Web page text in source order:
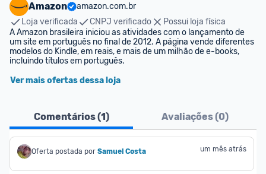
Amazon
amazon.com.br
Loja verificada
CNPJ verificado
Possui loja física
A Amazon brasileira iniciou as atividades com o lançamento de
um site em português no final de 2012. A página vende diferentes
modelos do Kindle, em reais, e mais de um milhão de e-books,
incluindo títulos em português.
Ver mais ofertas dessa loja
Comentários (1) Avaliações (0)
Oferta postada por Samuel Costa um mês atrás